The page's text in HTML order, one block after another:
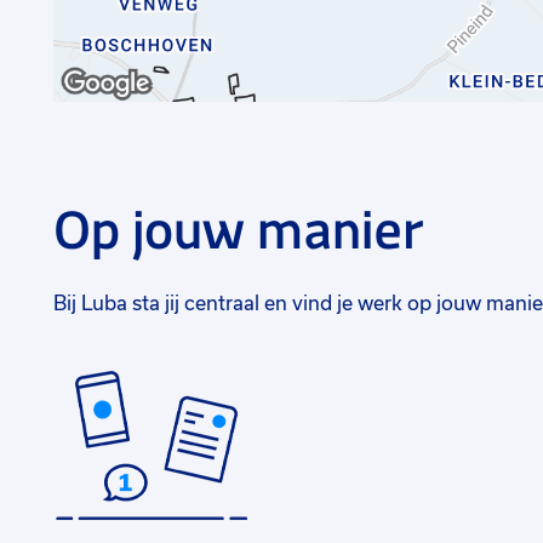
Op jouw manier
Bij Luba sta jij centraal en vind je werk op jouw